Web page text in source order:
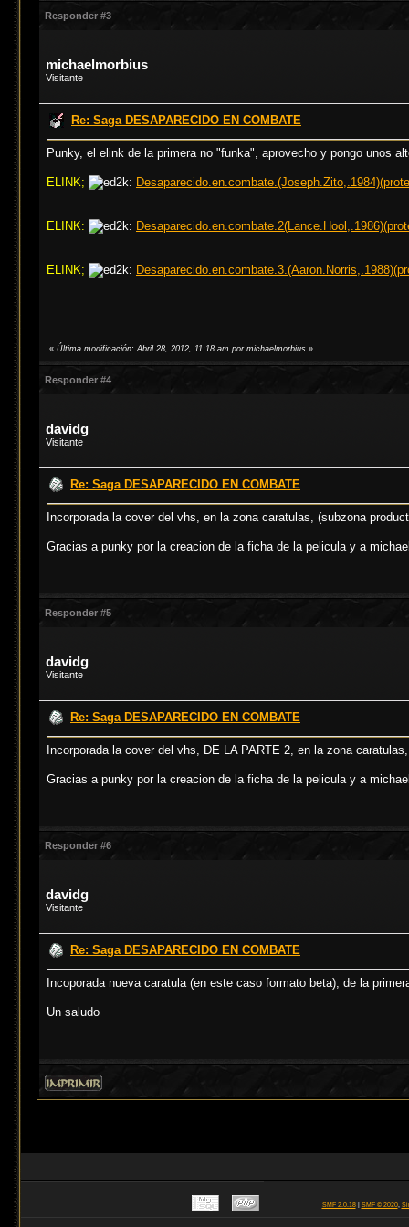
Responder #3
michaelmorbius
Visitante
Re: Saga DESAPARECIDO EN COMBATE
Punky, el elink de la primera no "funka", aprovecho y pongo unos
ELINK;
ELINK:
ELINK;
« Última modificación: Abril 28, 2012, 11:18 am por michaelmorbius »
Responder #4
davidg
Visitante
Re: Saga DESAPARECIDO EN COMBATE
Incorporada la cover del vhs, en la zona caratulas, (subzona
Gracias a punky por la creacion de la ficha de la pelicula y a
Responder #5
davidg
Visitante
Re: Saga DESAPARECIDO EN COMBATE
Incorporada la cover del vhs, DE LA PARTE 2, en la zona
Gracias a punky por la creacion de la ficha de la pelicula y a
Responder #6
davidg
Visitante
Re: Saga DESAPARECIDO EN COMBATE
Incoporada nueva caratula (en este caso formato beta), de la
Un saludo
SMF 2.0.18| SMF © 2020,